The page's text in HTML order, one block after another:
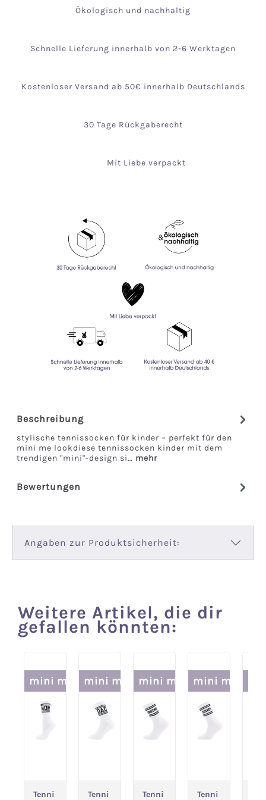
Ökologisch und nachhaltig
Schnelle Lieferung innerhalb von 2-6 Werktagen
Kostenloser Versand ab 50€ innerhalb Deutschlands
30 Tage Rückgaberecht
Mit Liebe verpackt
Beschreibung
stylische tennissocken für kinder – perfekt für den
mini me lookdiese tennissocken kinder mit dem
trendigen "mini"-design si… mehr
Bewertungen
Angaben zur Produktsicherheit:
Produktgalerie überspringen
Weitere Artikel, die dir
gefallen könnten:
-10% im Set
mini me
Tenni
-10% im Set
mini me
Tenni
-10% im Set
mini me
Tenni
-10% im Set
mini me
Tenni
-10% im